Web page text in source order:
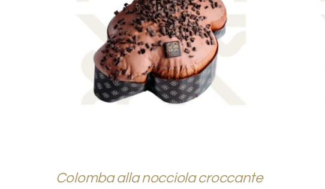
AGGIUNGI AL CARRELLO / QUICK VIEW
Colomba alla nocciola croccante